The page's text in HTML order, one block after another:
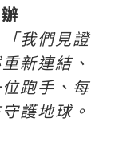
「我們見證
新連結、
跑手、每
護地球。